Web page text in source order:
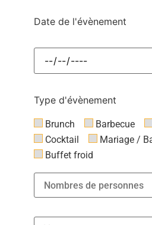
Date de l'évènement
Type d'évènement
Brunch Barbecue
Cocktail
Mariage /
Buffet froid